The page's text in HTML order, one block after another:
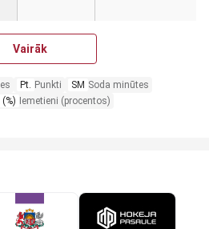
Vairāk
Pt. Punkti SM Soda minūtes
(%)
Iemetieni (procentos)